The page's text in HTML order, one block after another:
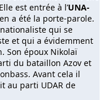
est entrée à l’UNA-
a été la porte-parole.
nationaliste qui se
et qui a évidemment
Son époux Nikolaï
du bataillon Azov et
Avant cela il
au parti UDAR de